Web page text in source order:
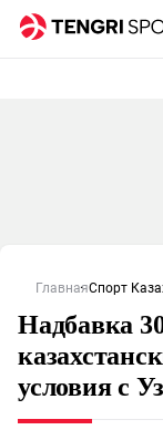
ГлавнаяСпорт
Надбавка
условия с